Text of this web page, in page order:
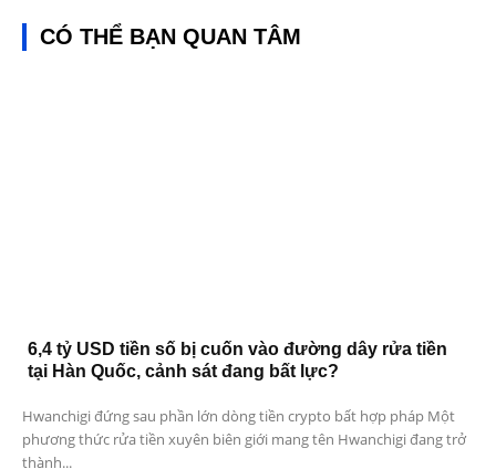
CÓ THỂ BẠN QUAN TÂM
6,4 tỷ USD tiền số bị cuốn vào đường dây rửa tiền
tại Hàn Quốc, cảnh sát đang bất lực?
Hwanchigi đứng sau phần lớn dòng tiền crypto bất hợp pháp Một
phương thức rửa tiền xuyên biên giới mang tên Hwanchigi đang trở
thành...